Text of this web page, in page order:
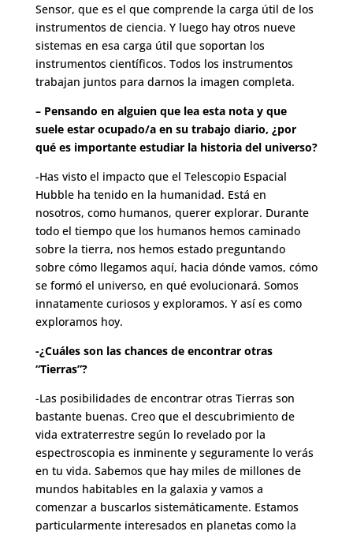
Sensor, que es el que comprende la carga útil de los
instrumentos de ciencia. Y luego hay otros nueve
sistemas en esa carga útil que soportan los
instrumentos científicos. Todos los instrumentos
trabajan juntos para darnos la imagen completa.
– Pensando en alguien que lea esta nota y que
suele estar ocupado/a en su trabajo diario, ¿por
qué es importante estudiar la historia del universo?
-Has visto el impacto que el Telescopio Espacial
Hubble ha tenido en la humanidad. Está en
nosotros, como humanos, querer explorar. Durante
todo el tiempo que los humanos hemos caminado
sobre la tierra, nos hemos estado preguntando
sobre cómo llegamos aquí, hacia dónde vamos, cómo
se formó el universo, en qué evolucionará. Somos
innatamente curiosos y exploramos. Y así es como
exploramos hoy.
-¿Cuáles son las chances de encontrar otras
“Tierras”?
-Las posibilidades de encontrar otras Tierras son
bastante buenas. Creo que el descubrimiento de
vida extraterrestre según lo revelado por la
espectroscopia es inminente y seguramente lo verás
en tu vida. Sabemos que hay miles de millones de
mundos habitables en la galaxia y vamos a
comenzar a buscarlos sistemáticamente. Estamos
particularmente interesados en planetas como la